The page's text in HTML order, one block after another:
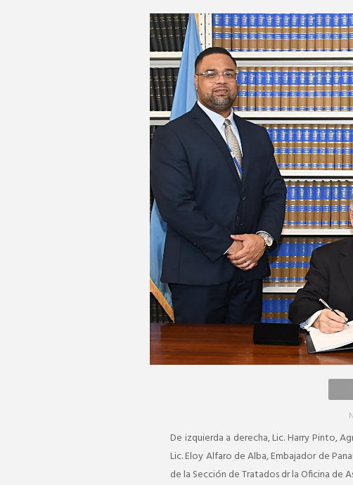
De izquierda a derecha, Lic. Harry Pinto,
Lic. Eloy Alfaro de Alba, Embajador de
de la Sección de Tratados dr la Oficina de